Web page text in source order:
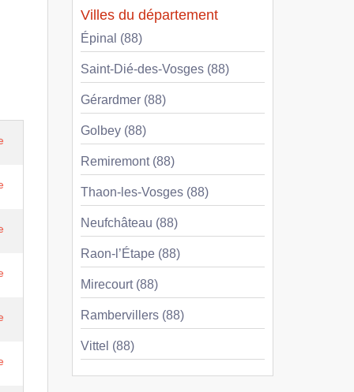
Villes du département
Épinal (88)
Saint-Dié-des-Vosges (88)
Gérardmer (88)
Golbey (88)
Remiremont (88)
Thaon-les-Vosges (88)
Neufchâteau (88)
Raon-l’Étape (88)
Mirecourt (88)
Rambervillers (88)
Vittel (88)